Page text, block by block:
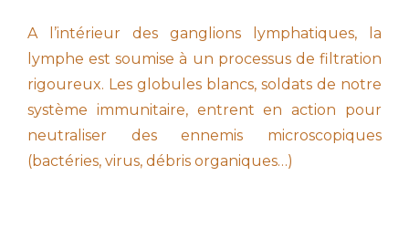
A l’intérieur des ganglions lymphatiques, la
lymphe est soumise à un processus de filtration
rigoureux. Les globules blancs, soldats de notre
système immunitaire, entrent en action pour
neutraliser des ennemis microscopiques
(bactéries, virus, débris organiques…)